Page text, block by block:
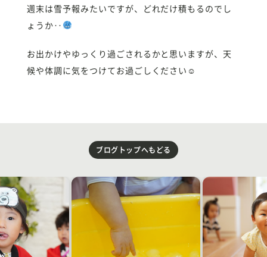
週末は雪予報みたいですが、どれだけ積もるのでし
ょうか‥
お出かけやゆっくり過ごされるかと思いますが、天
候や体調に気をつけてお過ごしください☺︎
ブログトップへもどる